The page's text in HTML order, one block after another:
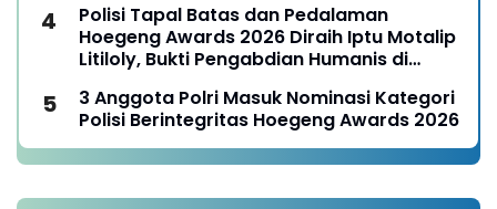
Polisi Tapal Batas dan Pedalaman
Hoegeng Awards 2026 Diraih Iptu Motalip
Litiloly, Bukti Pengabdian Humanis di
3 Anggota Polri Masuk Nominasi Kategori
Polisi Berintegritas Hoegeng Awards 2026